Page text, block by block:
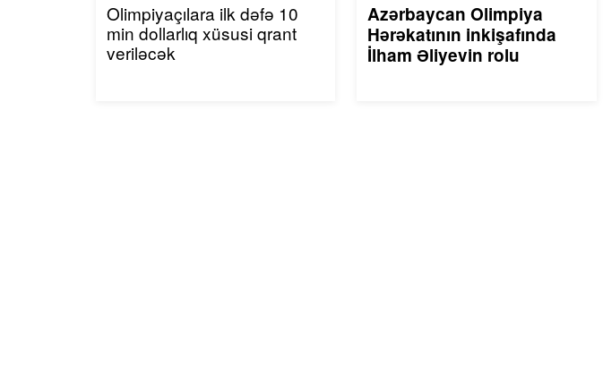
Olimpiyaçılara ilk dəfə 10
min dollarlıq xüsusi qrant
veriləcək
Azərbaycan Olimpiya
Hərəkatının inkişafında
İlham Əliyevin rolu